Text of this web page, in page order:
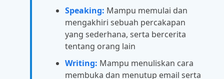
Speaking: Mampu memulai dan
mengakhiri sebuah percakapan
yang sederhana, serta bercerita
tentang orang lain
Writing: Mampu menuliskan cara
membuka dan menutup email serta